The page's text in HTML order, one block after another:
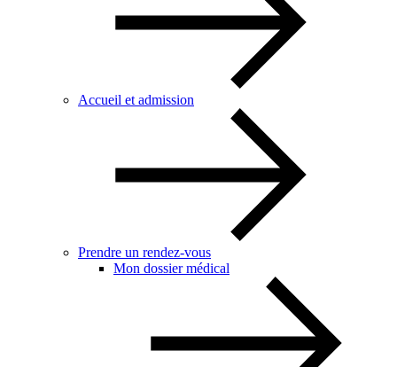
Accueil et admission
Prendre un rendez-vous
Mon dossier médical